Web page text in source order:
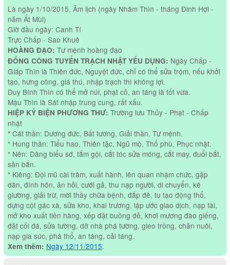
Là ngày 1/10/2015, Âm lịch (ngày Nhâm Thìn - tháng Đinh Hợi -
năm Ất Mùi)
Giờ đầu ngày: Canh Tí
Trực Chấp - Sao Khuê
HOÀNG ĐẠO: Tư mệnh hoàng đạo
ĐỔNG CÔNG TUYỂN TRẠCH NHẬT YẾU DỤNG: Ngày Chấp -
Giáp Thìn là Thiên đức, Nguyệt đức, chỉ có thể sửa trộm, nếu khởi
tạo, hưng công, giá thú, nhập trạch thì không lợi.
Duy Bính Thìn có thể mở núi, phạt cỏ, an táng là tốt vừa.
Mậu Thìn là Sát nhập trung cung, rất xấu.
HIỆP KỶ BIỆN PHƯƠNG THƯ: Trường lưu Thủy - Phạt - Chấp
nhật
* Cát thần: Dương đức, Bất tương, Giải thần, Tư mệnh.
* Hung thần: Tiểu hao, Thiên tặc, Ngũ mộ, Thổ phù, Phục nhật.
* Nên: Dâng biểu sớ, tắm gội, cắt tóc sửa móng, cắt may, đuổi bắt,
săn bắn.
* Kiêng: Đội mũ cài trâm, xuất hành, lên quan nhậm chức, gặp
dân, đính hôn, ăn hỏi, cưới gả, thu nạp người, di chuyển, kê
giường, giải trừ, mời thầy chữa bệnh, đắp đê, tu tạo động thổ,
dựng cột gác xà, sửa kho, khai trương, lập ước giao dịch, nạp tài,
mở kho xuất tiền hàng, xếp đặt buồng đẻ, khơi mương đào giếng,
đặt cối đá, sửa tường, dỡ nhà phá tường, gieo trồng, chăn nuôi,
nạp gia súc, phá thổ, an táng, cải táng.
Xem thêm: Ngày 12/11/2015.